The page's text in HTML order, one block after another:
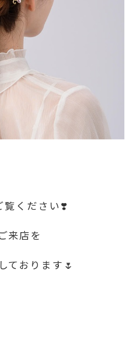
覧ください❣️
来店を
ております🌷